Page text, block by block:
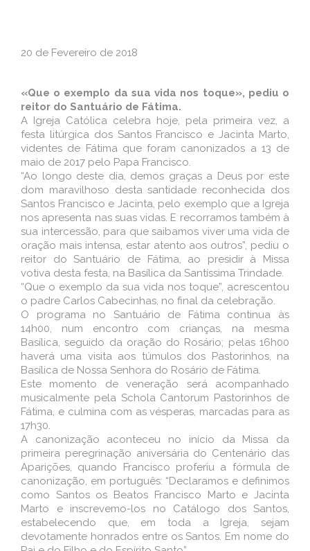
20 de Fevereiro de 2018
«Que o exemplo da sua vida nos toque», pediu o
reitor do Santuário de Fátima.
A Igreja Católica celebra hoje, pela primeira vez, a
festa litúrgica dos Santos Francisco e Jacinta Marto,
videntes de Fátima que foram canonizados a 13 de
maio de 2017 pelo Papa Francisco.
“Ao longo deste dia, demos graças a Deus por este
dom maravilhoso desta santidade reconhecida dos
Santos Francisco e Jacinta, pelo exemplo que a Igreja
nos apresenta nas suas vidas. E recorramos também à
sua intercessão, para que saibamos viver uma vida de
oração mais intensa, estar atento aos outros”, pediu o
reitor do Santuário de Fátima, ao presidir à Missa
votiva desta festa, na Basílica da Santíssima Trindade.
“Que o exemplo da sua vida nos toque”, acrescentou
o padre Carlos Cabecinhas, no final da celebração.
O programa no Santuário de Fátima continua às
14h00, num encontro com crianças, na mesma
Basílica, seguido da oração do Rosário; pelas 16h00
haverá uma visita aos túmulos dos Pastorinhos, na
Basílica de Nossa Senhora do Rosário de Fátima.
Este momento de veneração será acompanhado
musicalmente pela Schola Cantorum Pastorinhos de
Fátima, e culmina com as vésperas, marcadas para as
17h30.
A canonização aconteceu no início da Missa da
primeira peregrinação aniversária do Centenário das
Aparições, quando Francisco proferiu a fórmula de
canonização, em português: “Declaramos e definimos
como Santos os Beatos Francisco Marto e Jacinta
Marto e inscrevemo-los no Catálogo dos Santos,
estabelecendo que, em toda a Igreja, sejam
devotamente honrados entre os Santos. Em nome do